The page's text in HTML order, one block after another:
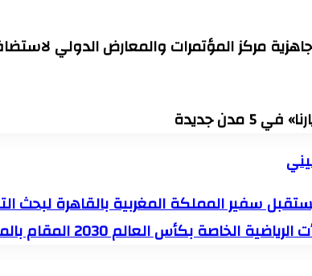
مركز المؤتمرات والمعارض الدولي
جديدة
سفير المملكة المغربية بالقاهرة
بكأس العالم 2030 المقام بالمغرب